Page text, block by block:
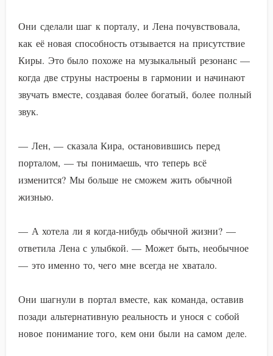
Они сделали шаг к порталу, и Лена почувствовала,
как её новая способность отзывается на присутствие
Киры. Это было похоже на музыкальный резонанс —
когда две струны настроены в гармонии и начинают
звучать вместе, создавая более богатый, более полный
звук.
— Лен, — сказала Кира, остановившись перед
порталом, — ты понимаешь, что теперь всё
изменится? Мы больше не сможем жить обычной
жизнью.
— А хотела ли я когда-нибудь обычной жизни? —
ответила Лена с улыбкой. — Может быть, необычное
— это именно то, чего мне всегда не хватало.
Они шагнули в портал вместе, как команда, оставив
позади альтернативную реальность и унося с собой
новое понимание того, кем они были на самом деле.